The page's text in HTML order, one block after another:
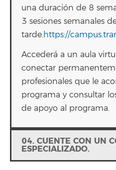
una duración de 8
3 sesiones semanales
tarde.https://
Accederá a un aula
conectar
profesionales que le
programa y consultar
de apoyo al programa.
04. CUENTE CON UN
ESPECIALIZADO.